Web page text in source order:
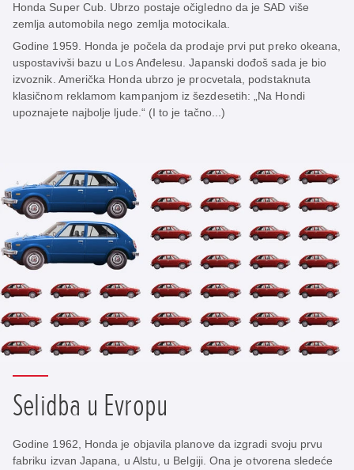
Honda Super Cub. Ubrzo postaje očigledno da je SAD više
zemlja automobila nego zemlja motocikala.
Godine 1959. Honda je počela da prodaje prvi put preko okeana,
uspostavivši bazu u Los Anđelesu. Japanski dođoš sada je bio
izvoznik. Američka Honda ubrzo je procvetala, podstaknuta
klasičnom reklamom kampanjom iz šezdesetih: „Na Hondi
upoznajete najbolje ljude.“ (I to je tačno...)
Selidba u Evropu
Godine 1962, Honda je objavila planove da izgradi svoju prvu
fabriku izvan Japana, u Alstu, u Belgiji. Ona je otvorena sledeće